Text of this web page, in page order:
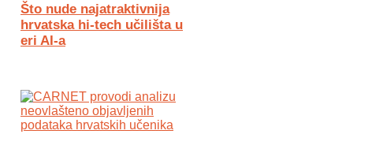
Što nude najatraktivnija
hrvatska hi-tech učilišta u
eri AI-a